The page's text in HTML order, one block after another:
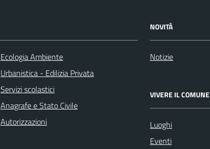
Ecologia Ambiente
Urbanistica - Edilizia Privata
Servizi scolastici
Anagrafe e Stato Civile
Autorizzazioni
NOVITÀ
Notizie
VIVERE IL COMUNE
Luoghi
Eventi